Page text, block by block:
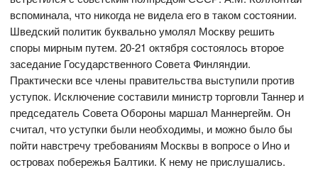
вспоминала, что никогда не видела его в таком состоянии.
Шведский политик буквально умолял Москву решить
споры мирным путем. 20-21 октября состоялось второе
заседание Государственного Совета Финляндии.
Практически все члены правительства выступили против
уступок. Исключение составили министр торговли Таннер и
председатель Совета Обороны маршал Маннергейм. Он
считал, что уступки были необходимы, и можно было бы
пойти навстречу требованиям Москвы в вопросе о Ино и
островах побережья Балтики. К нему не прислушались.